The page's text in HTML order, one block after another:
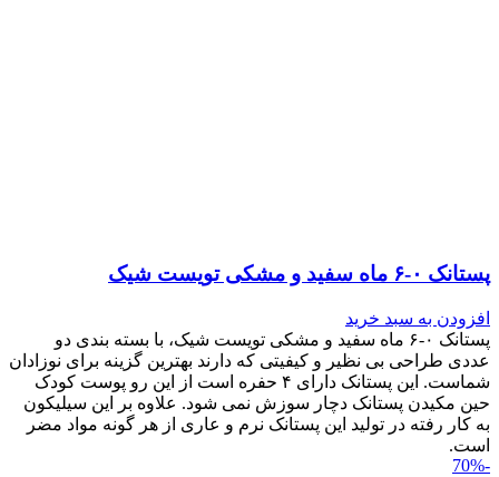
پستانک ۰-۶ ماه سفید و مشکی تویست شیک
افزودن به سبد خرید
پستانک ۰-۶ ماه سفید و مشکی تویست شیک، با بسته بندی دو
عددی طراحی بی نظیر و کیفیتی که دارند بهترین گزینه برای نوزادان
شماست. این پستانک دارای ۴ حفره است از این رو پوست کودک
حین مکیدن پستانک دچار سوزش نمی شود. علاوه بر این سیلیکون
به کار رفته در تولید این پستانک نرم و عاری از هر گونه مواد مضر
است.
-70%